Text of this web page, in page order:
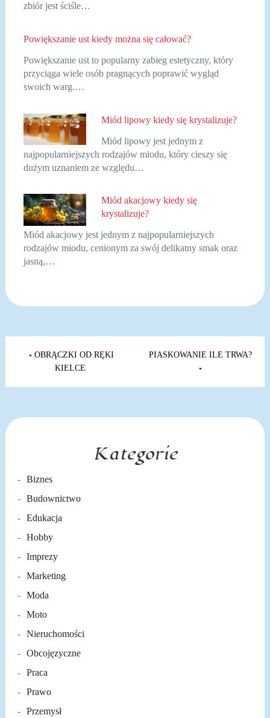
zbiór jest ściśle…
Powiększanie ust kiedy można się całować?
Powiększanie ust to popularny zabieg estetyczny, który
przyciąga wiele osób pragnących poprawić wygląd
swoich warg.…
Miód lipowy kiedy się krystalizuje?
Miód lipowy jest jednym z
najpopularniejszych rodzajów miodu, który cieszy się
dużym uznaniem ze względu…
Miód akacjowy kiedy się
krystalizuje?
Miód akacjowy jest jednym z najpopularniejszych
rodzajów miodu, cenionym za swój delikatny smak oraz
jasną,…
Nawigacja
wpisu
OBRĄCZKI OD RĘKI
KIELCE
PIASKOWANIE ILE TRWA?
Kategorie
Biznes
Budownictwo
Edukacja
Hobby
Imprezy
Marketing
Moda
Moto
Nieruchomości
Obcojęzyczne
Praca
Prawo
Przemysł